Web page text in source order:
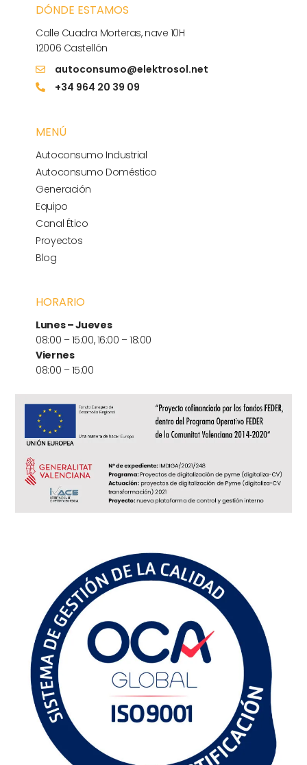
DÓNDE ESTAMOS
Calle Cuadra Morteras, nave 10H
12006 Castellón
autoconsumo@elektrosol.net
+34 964 20 39 09
MENÚ
Autoconsumo Industrial
Autoconsumo Doméstico
Generación
Equipo
Canal Ético
Proyectos
Blog
HORARIO
Lunes – Jueves
08:00 – 15:00, 16:00 – 18:00
Viernes
08:00 – 15:00